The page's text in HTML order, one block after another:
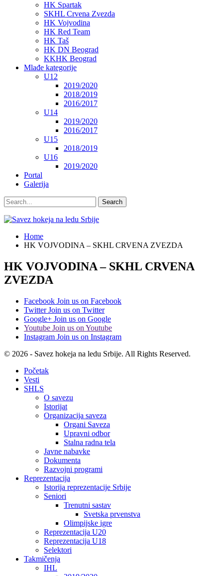
HK Spartak
SKHL Crvena Zvezda
HK Vojvodina
HK Red Team
HK Taš
HK DN Beograd
KKHK Beograd
Mlađe kategorije
U12
2019/2020
2018/2019
2016/2017
U14
2019/2020
2016/2017
U15
2018/2019
U16
2019/2020
Portal
Galerija
Home
HK VOJVODINA – SKHL CRVENA ZVEZDA
HK VOJVODINA – SKHL CRVENA
ZVEZDA
Facebook Join us on Facebook
Twitter Join us on Twitter
Google+ Join us on Google
Youtube Join us on Youtube
Instagram Join us on Instagram
© 2026 - Savez hokeja na ledu Srbije. All Rights Reserved.
Početak
Vesti
SHLS
O savezu
Istorijat
Organizacija saveza
Organi Saveza
Upravni odbor
Stalna radna tela
Javne nabavke
Dokumenta
Razvojni programi
Reprezentacija
Istorija reprezentacije Srbije
Seniori
Trenutni sastav
Svetska prvenstva
Olimpijske igre
Reprezentacija U20
Reprezentacija U18
Selektori
Takmičenja
IHL